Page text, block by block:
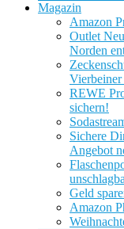
Magazin
Amazon
Outlet
Norden
REWE
sichern!
Sichere
Angebot
Geld
Amazon